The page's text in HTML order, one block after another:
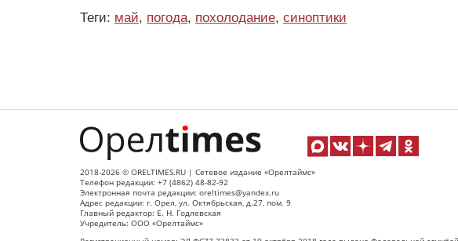
Теги: май, погода, похолодание, синоптики
2018-2026 © ORELTIMES.RU | Сетевое издание «Орелтаймс»
Телефон редакции: +7 (4862) 48-82-92
Электронная почта редакции: oreltimes@yandex.ru
Адрес редакции: г. Орел, ул. Октябрьская, д.27, пом. 9
Главный редактор: Е. Н. Годлевская
Учредитель: ООО «Орелтаймс»